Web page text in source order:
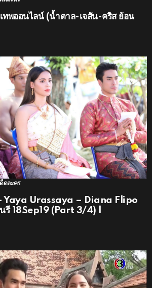
ทพออนไลน์ (น้ำตาล-เจสัน-คริส ย้อน
ดละคร
Yaya Urassaya – Diana Flipo
นรี 18Sep19 (Part 3/4) |